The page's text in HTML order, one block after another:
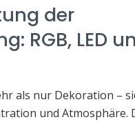
der
RGB, LED
als nur Dekoration –
und Atmosphäre.